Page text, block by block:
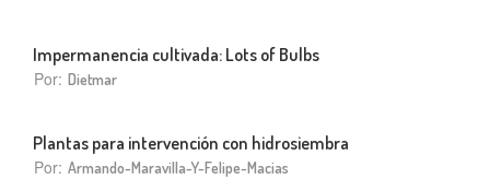
Impermanencia cultivada: Lots of Bulbs
Por: Dietmar
Plantas para intervención con hidrosiembra
Por: Armando-Maravilla-Y-Felipe-Macias